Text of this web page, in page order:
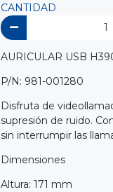
CANTIDAD
AURICULAR USB
P/N: 981-001280
Disfruta de
supresión de ruido.
sin interrumpir las
Dimensiones
Altura: 171 mm